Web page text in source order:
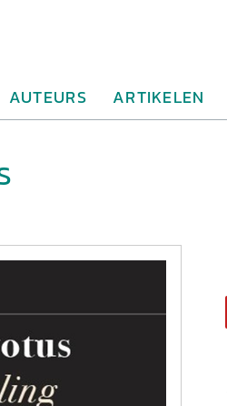
AUTEURS ARTIKELEN